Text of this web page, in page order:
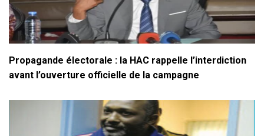
Propagande électorale : la HAC rappelle l’interdiction
avant l’ouverture officielle de la campagne